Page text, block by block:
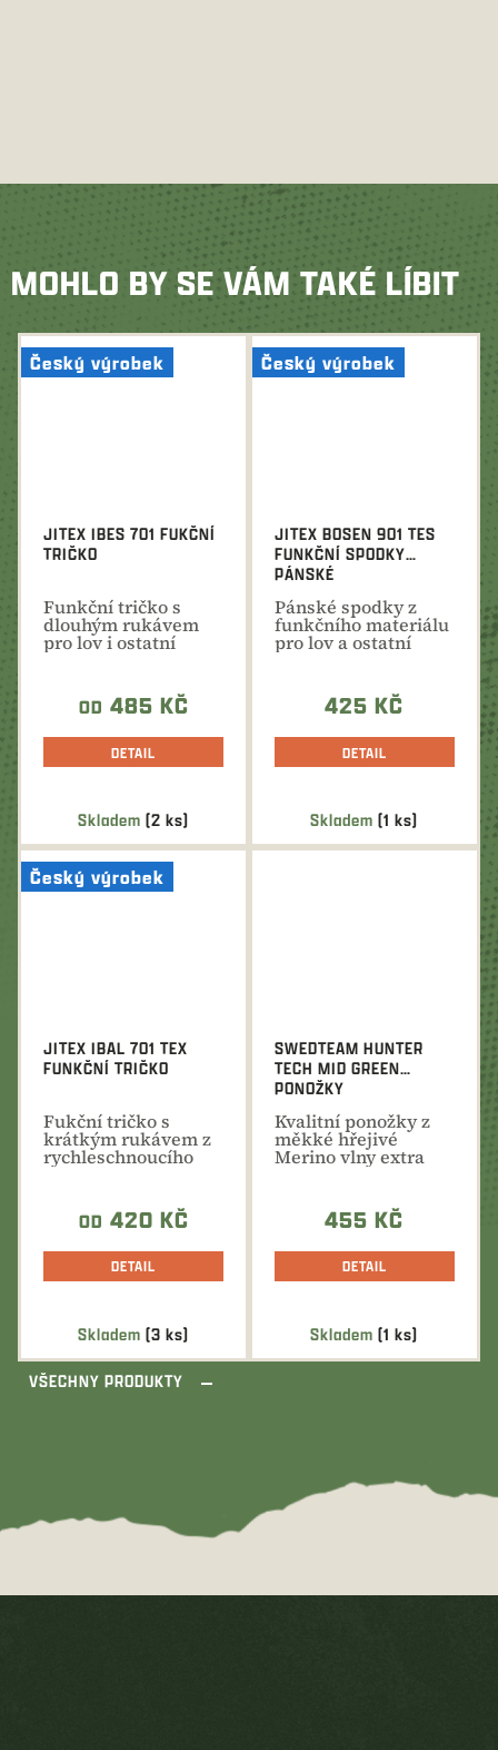
MOHLO BY SE VÁM TAKÉ LÍBIT
Český výrobek
Skladem(2 ks)
JITEX IBES 701 FUKČNÍ
TRIČKO
Funkční tričko s
dlouhým rukávem
pro lov i ostatní
volnočasové aktivity
OD 485 KČ
DETAIL
Český výrobek
Skladem(1 ks)
JITEX BOSEN 901 TES
FUNKČNÍ SPODKY
PÁNSKÉ
Pánské spodky z
funkčního materiálu
pro lov a ostatní
volnočasové aktivity
425 KČ
DETAIL
Český výrobek
Skladem(3 ks)
JITEX IBAL 701 TEX
FUNKČNÍ TRIČKO
Fukční tričko s
krátkým rukávem z
rychleschnoucího
materiálu pro lov a...
OD 420 KČ
DETAIL
Skladem(1 ks)
SWEDTEAM HUNTER
TECH MID GREEN
PONOŽKY
Kvalitní ponožky z
měkké hřejivé
Merino vlny extra
vyztužené na patě a
455 KČ
DETAIL
VŠECHNY PRODUKTY